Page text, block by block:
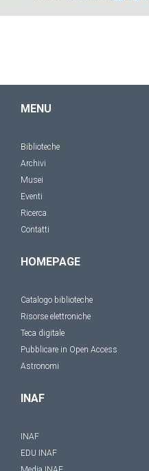
MENU
Biblioteche
Archivi
Musei
Eventi
Ricerca
Contatti
HOMEPAGE
Catalogo biblioteche
Risorse elettroniche
Teca digitale
Pubblicare in Open Access
Astronomi
INAF
INAF
EDU INAF